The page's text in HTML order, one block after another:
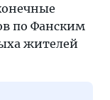
по Фанским
жителей